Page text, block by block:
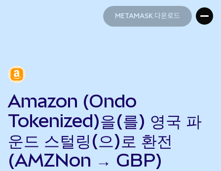
METAMASK 다운로드
Amazon (Ondo
Tokenized)을(를) 영국 파
운드 스털링(으)로 환전
(AMZNon → GBP)